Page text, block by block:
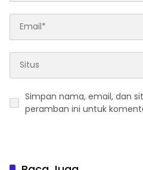
Simpan nama, email, dan
peramban ini untuk